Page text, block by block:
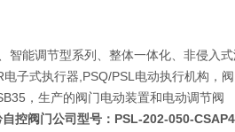
能调节型系列、整体一体化、非侵入
子式执行器,PSQ/PSL电动执行机构，
，生产的阀门电动装置和电动调节阀
控阀门公司型号： PSL-202-050-